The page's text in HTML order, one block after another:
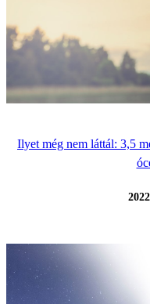
Ilyet még nem láttál: 3,5